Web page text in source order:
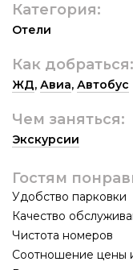
Категория:
Отели
Как добраться:
ЖД, Авиа, Автобус
Чем заняться:
Экскурсии
Гостям
Удобство парковки
Качество
Чистота номеров
Соотношение цены